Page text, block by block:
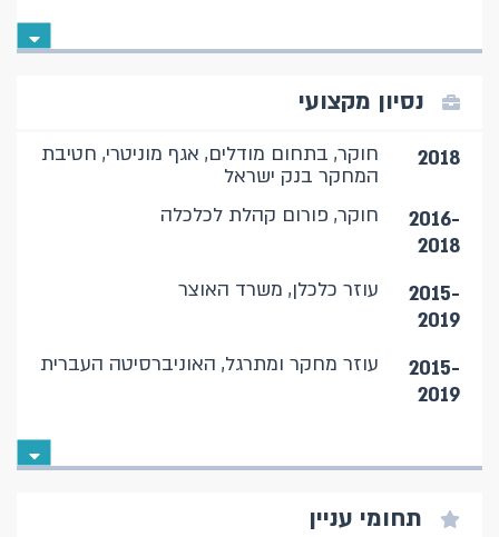
נסיון מקצועי
2018
חוקר, בתחום מודלים, אגף מוניטרי, חטיבת
המחקר בנק ישראל
2016-
2018
חוקר, פורום קהלת לכלכלה
2015-
2019
עוזר כלכלן, משרד האוצר
2015-
2019
עוזר מחקר ומתרגל, האוניברסיטה העברית
תחומי עניין